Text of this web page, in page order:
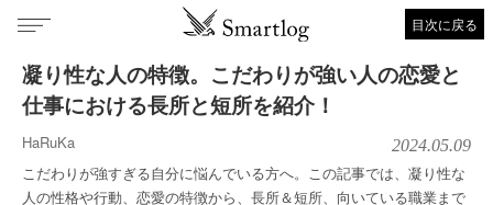
目次に戻る
凝り性な人の特徴。こだわりが強い人の恋愛と
仕事における長所と短所を紹介！
HaRuKa 2024.05.09
こだわりが強すぎる自分に悩んでいる方へ。この記事では、凝り性な
人の性格や行動、恋愛の特徴から、長所＆短所、向いている職業まで